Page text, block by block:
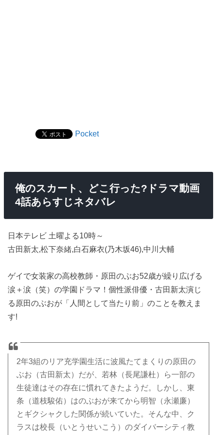
Pocket
俺のスカート、どこ行った?ドラマ動画
4話あらすじネタバレ
日本テレビ 土曜よる10時～
古田新太,松下奈緒,白石麻衣(乃木坂46),中川大輔
ゲイで女装家の高校教師・原田のぶお52歳が繰り広げる
涙＋涙（笑）の学園ドラマ！個性派俳優・古田新太演じ
る原田のぶおが「人間として当たり前」のことを教えま
す!
2年3組のリア充学園生活に波風たてまくりの原田の
ぶお（古田新太）だが、若林（長尾謙杜）ら一部の
生徒達はその存在に慣れてきたようだ。しかし、東
条（道枝駿佑）はのぶおが来てから明智（永瀬廉）
とギクシャクした関係が続いていた。そんな中、ク
ラスは校長（いとうせいこう）のダイバーシティ教